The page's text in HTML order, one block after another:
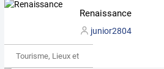
Renaissance
junior2804
Tourisme, Lieux et Événements